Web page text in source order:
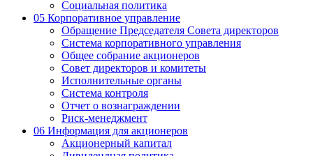
Социальная политика
05 Корпоративное управление
Обращение Председателя Совета директоров
Система корпоративного управления
Общее собрание акционеров
Совет директоров и комитеты
Исполнительные органы
Система контроля
Отчет о вознаграждении
Риск-менеджмент
06 Информация для акционеров
Акционерный капитал